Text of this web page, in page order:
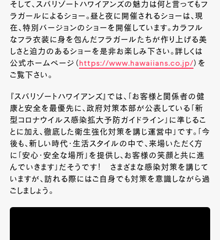
そして、スパリゾートハワイアンズの魅力は何と言ってもフ
ラガールによるショー。昼と夜に開催されるショーは、現
在、特別バージョンのショーを開催しています。カラフル
なフラ衣装に身を包んだフラガールたちが作り上げる美
しさと迫力のあるショーを是非お楽しみ下さい。詳しくは
公式ホームページ（ https://www.hawaiians.co.jp/）を
ご覧下さい。
『スパリゾートハワイアンズ』では、「お客様と関係者の健
康と安全を最優先に、政府対策本部が公表している「新
型コロナウイルス感染拡大予防ガイドライン」に準じるこ
とに加え、徹底した衛生強化対策を講じ運営中」です。「今
後も、新しい時代・生活スタイルの中で、来場いただく方
に「安心・安全な場所」を提供し、お客様の笑顔と共に進
んでいきます」だそうです！ さまざまな感染対策を講じて
いますが、訪れる際にはご自身でも対策を意識しながら過
ごしましょう。